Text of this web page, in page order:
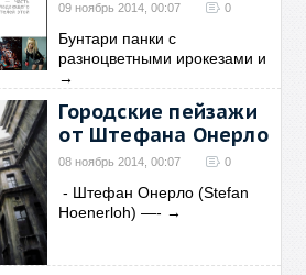
09 ноябрь 2014, 00:07 0
Бунтари панки с
разноцветными ирокезами и
→
Городские пейзажи
от Штефана Онерло
08 ноябрь 2014, 00:07 0
- Штефан Онерло (Stefan
Hoenerloh) —- →